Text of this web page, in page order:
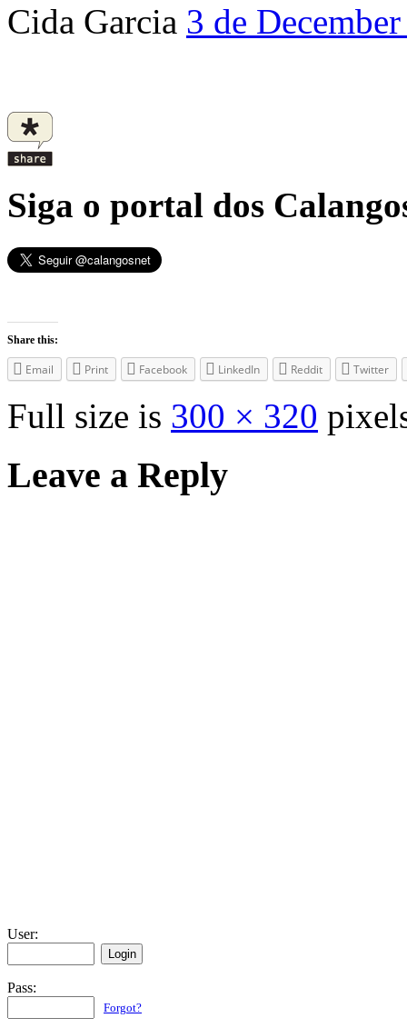
Cida Garcia 3 de
Siga o portal dos
Share this:
Email Print Facebook LinkedIn Reddit Twitter
Full size is 300 × 320
Leave a Reply
User:
Pass:
Forgot?